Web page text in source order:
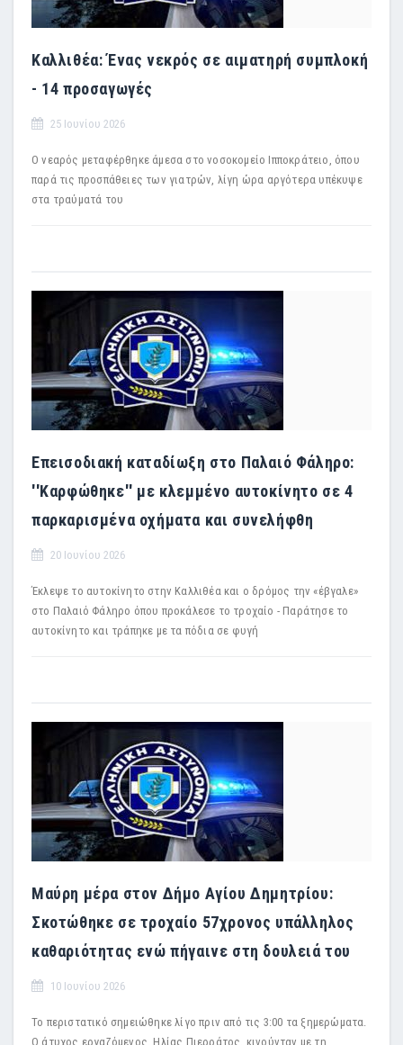
Καλλιθέα: Ένας νεκρός σε αιματηρή συμπλοκή
- 14 προσαγωγές
25 Ιουνίου 2026
Ο νεαρός μεταφέρθηκε άμεσα στο νοσοκομείο Ιπποκράτειο, όπου
παρά τις προσπάθειες των γιατρών, λίγη ώρα αργότερα υπέκυψε
στα τραύματά του
Επεισοδιακή καταδίωξη στο Παλαιό Φάληρο:
''Καρφώθηκε'' με κλεμμένο αυτοκίνητο σε 4
παρκαρισμένα οχήματα και συνελήφθη
20 Ιουνίου 2026
Έκλεψε το αυτοκίνητο στην Καλλιθέα και ο δρόμος την «έβγαλε»
στο Παλαιό Φάληρο όπου προκάλεσε το τροχαίο - Παράτησε το
αυτοκίνητο και τράπηκε με τα πόδια σε φυγή
Μαύρη μέρα στον Δήμο Αγίου Δημητρίου:
Σκοτώθηκε σε τροχαίο 57χρονος υπάλληλος
καθαριότητας ενώ πήγαινε στη δουλειά του
10 Ιουνίου 2026
Το περιστατικό σημειώθηκε λίγο πριν από τις 3:00 τα ξημερώματα.
Ο άτυχος εργαζόμενος, Ηλίας Πιερράτος, κινούνταν με τη